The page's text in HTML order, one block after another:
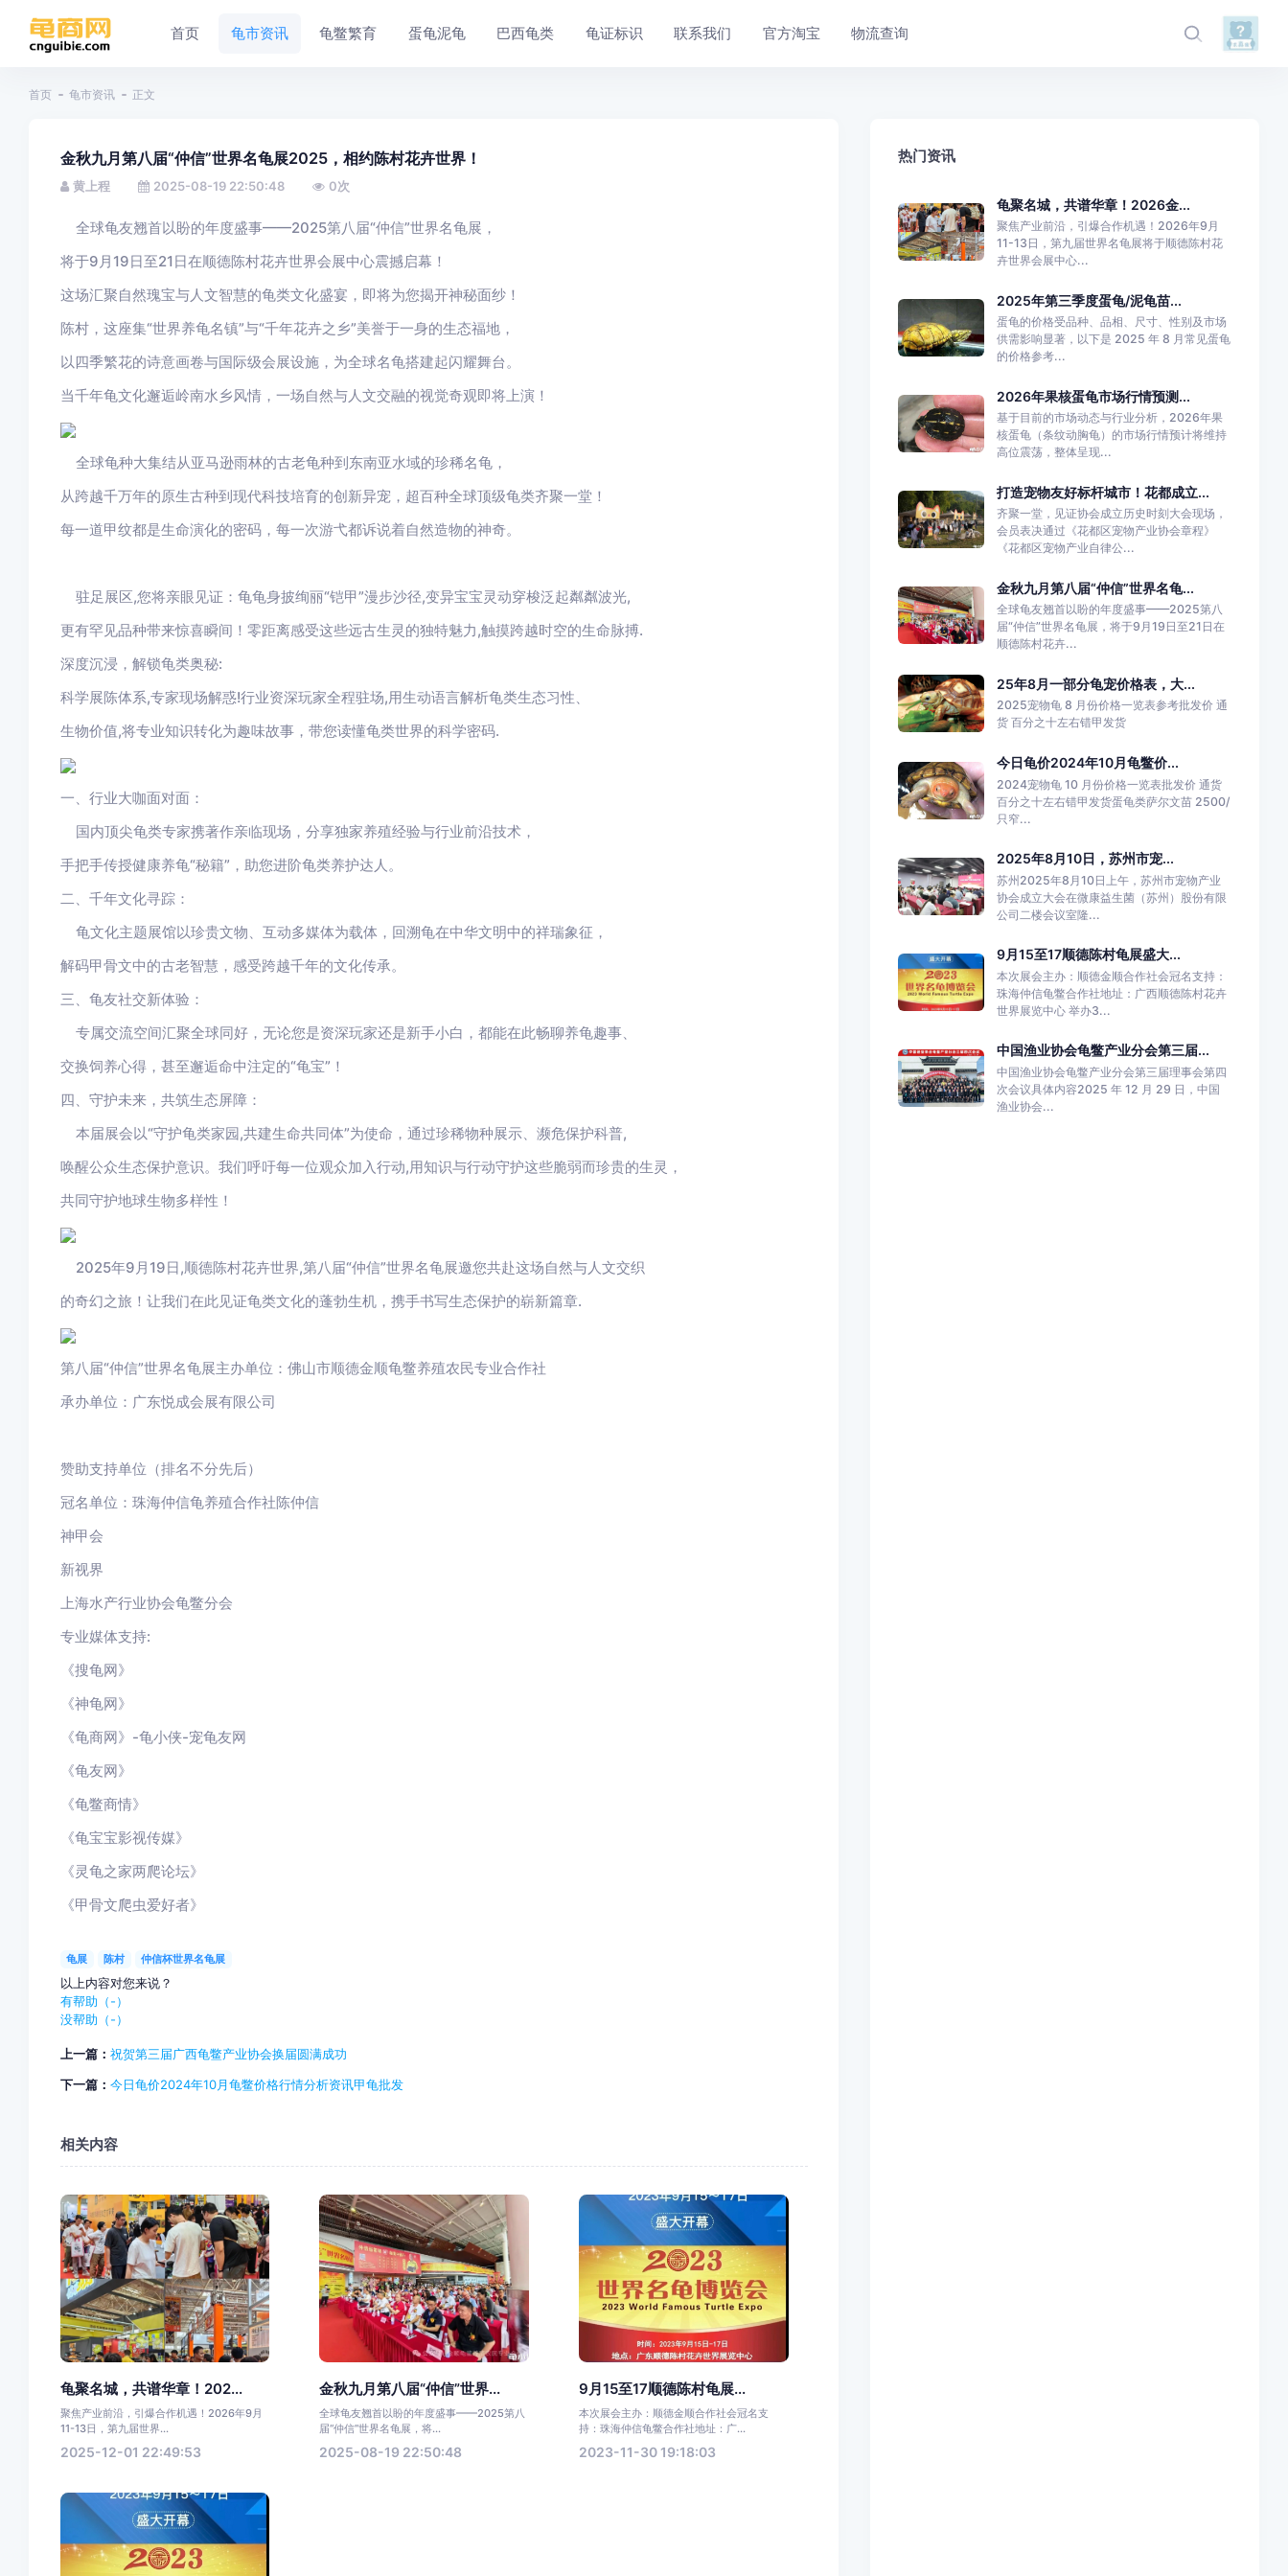
首页 龟市资讯 龟鳖繁育 蛋龟泥龟 巴西龟类 龟证标识 联系我们 官方淘宝 物流查询
首页 龟市资讯 正文
金秋九月第八届“仲信”世界名龟展2025，相约陈村花卉世界！
黄上程 2025-08-19 22:50:48 0次
全球龟友翘首以盼的年度盛事——2025第八届“仲信”世界名龟展，
将于9月19日至21日在顺德陈村花卉世界会展中心震撼启幕！
这场汇聚自然瑰宝与人文智慧的龟类文化盛宴，即将为您揭开神秘面纱！
陈村，这座集“世界养龟名镇”与“千年花卉之乡”美誉于一身的生态福地，
以四季繁花的诗意画卷与国际级会展设施，为全球名龟搭建起闪耀舞台。
当千年龟文化邂逅岭南水乡风情，一场自然与人文交融的视觉奇观即将上演！
全球龟种大集结从亚马逊雨林的古老龟种到东南亚水域的珍稀名龟，
从跨越千万年的原生古种到现代科技培育的创新异宠，超百种全球顶级龟类齐聚一堂！
每一道甲纹都是生命演化的密码，每一次游弋都诉说着自然造物的神奇。
驻足展区,您将亲眼见证：龟龟身披绚丽“铠甲”漫步沙径,变异宝宝灵动穿梭泛起粼粼波光,
更有罕见品种带来惊喜瞬间！零距离感受这些远古生灵的独特魅力,触摸跨越时空的生命脉搏.
深度沉浸，解锁龟类奥秘:
科学展陈体系,专家现场解惑!行业资深玩家全程驻场,用生动语言解析龟类生态习性、
生物价值,将专业知识转化为趣味故事，带您读懂龟类世界的科学密码.
一、行业大咖面对面：
国内顶尖龟类专家携著作亲临现场，分享独家养殖经验与行业前沿技术，
手把手传授健康养龟“秘籍”，助您进阶龟类养护达人。
二、千年文化寻踪：
龟文化主题展馆以珍贵文物、互动多媒体为载体，回溯龟在中华文明中的祥瑞象征，
解码甲骨文中的古老智慧，感受跨越千年的文化传承。
三、龟友社交新体验：
专属交流空间汇聚全球同好，无论您是资深玩家还是新手小白，都能在此畅聊养龟趣事、
交换饲养心得，甚至邂逅命中注定的“龟宝”！
四、守护未来，共筑生态屏障：
本届展会以“守护龟类家园,共建生命共同体”为使命，通过珍稀物种展示、濒危保护科普,
唤醒公众生态保护意识。我们呼吁每一位观众加入行动,用知识与行动守护这些脆弱而珍贵的生灵，
共同守护地球生物多样性！
2025年9月19日,顺德陈村花卉世界,第八届“仲信”世界名龟展邀您共赴这场自然与人文交织
的奇幻之旅！让我们在此见证龟类文化的蓬勃生机，携手书写生态保护的崭新篇章.
第八届“仲信”世界名龟展主办单位：佛山市顺德金顺龟鳖养殖农民专业合作社
承办单位：广东悦成会展有限公司
赞助支持单位（排名不分先后）
冠名单位：珠海仲信龟养殖合作社陈仲信
神甲会
新视界
上海水产行业协会龟鳖分会
专业媒体支持:
《搜龟网》
《神龟网》
《龟商网》-龟小侠-宠龟友网
《龟友网》
《龟鳖商情》
《龟宝宝影视传媒》
《灵龟之家两爬论坛》
《甲骨文爬虫爱好者》
龟展 陈村 仲信杯世界名龟展
以上内容对您来说？
有帮助（-）
没帮助（-）
上一篇： 祝贺第三届广西龟鳖产业协会换届圆满成功
下一篇： 今日龟价2024年10月龟鳖价格行情分析资讯甲龟批发
相关内容
龟聚名城，共谱华章！202...
聚焦产业前沿，引爆合作机遇！2026年9月
11-13日，第九届世界...
2025-12-01 22:49:53
金秋九月第八届“仲信”世界...
全球龟友翘首以盼的年度盛事——2025第八
届“仲信”世界名龟展，将...
2025-08-19 22:50:48
9月15至17顺德陈村龟展...
本次展会主办：顺德金顺合作社会冠名支
持：珠海仲信龟鳖合作社地址：广...
2023-11-30 19:18:03
热门资讯
龟聚名城，共谱华章！2026金...
聚焦产业前沿，引爆合作机遇！2026年9月
11-13日，第九届世界名龟展将于顺德陈村花
卉世界会展中心...
2025年第三季度蛋龟/泥龟苗...
蛋龟的价格受品种、品相、尺寸、性别及市场
供需影响显著，以下是 2025 年 8 月常见蛋龟
的价格参考...
2026年果核蛋龟市场行情预测...
基于目前的市场动态与行业分析，2026年果
核蛋龟（条纹动胸龟）的市场行情预计将维持
高位震荡，整体呈现...
打造宠物友好标杆城市！花都成立...
齐聚一堂，见证协会成立历史时刻大会现场，
会员表决通过《花都区宠物产业协会章程》
《花都区宠物产业自律公...
金秋九月第八届“仲信”世界名龟...
全球龟友翘首以盼的年度盛事——2025第八
届“仲信”世界名龟展，将于9月19日至21日在
顺德陈村花卉...
25年8月一部分龟宠价格表，大...
2025宠物龟 8 月份价格一览表参考批发价 通
货 百分之十左右错甲发货
今日龟价2024年10月龟鳖价...
2024宠物龟 10 月份价格一览表批发价 通货
百分之十左右错甲发货蛋龟类萨尔文苗 2500/
只窄...
2025年8月10日，苏州市宠...
苏州2025年8月10日上午，苏州市宠物产业
协会成立大会在微康益生菌（苏州）股份有限
公司二楼会议室隆...
9月15至17顺德陈村龟展盛大...
本次展会主办：顺德金顺合作社会冠名支持：
珠海仲信龟鳖合作社地址：广西顺德陈村花卉
世界展览中心 举办3...
中国渔业协会龟鳖产业分会第三届...
中国渔业协会龟鳖产业分会第三届理事会第四
次会议具体内容2025 年 12 月 29 日，中国
渔业协会...